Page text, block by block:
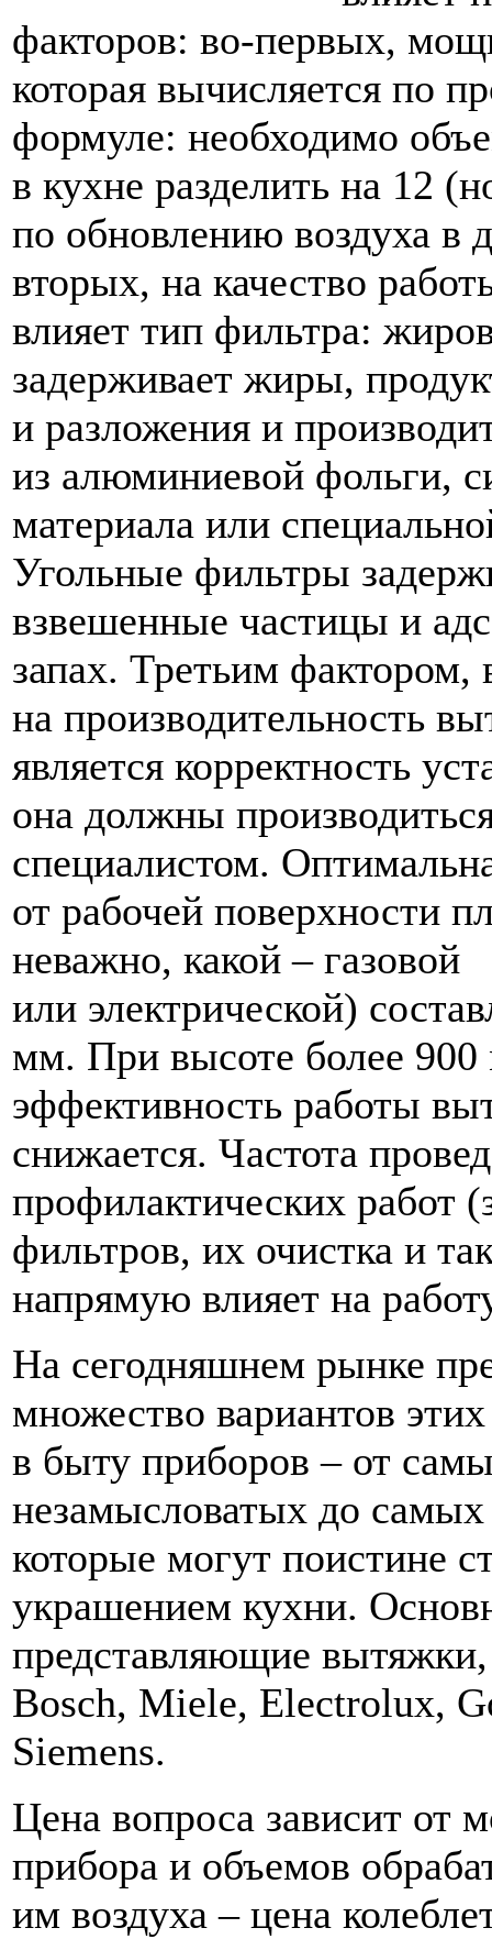
факторов: во-первых,
которая вычисляется по
формуле: необходимо
в кухне разделить на 12
по обновлению воздуха в
вторых, на качество
влияет тип фильтра:
задерживает жиры,
и разложения и
из алюминиевой фольги,
материала или
Угольные фильтры
взвешенные частицы и
запах. Третьим
на производительность
является корректность
она должны
специалистом.
от рабочей поверхности
неважно, какой – газовой
или электрической)
мм. При высоте более
эффективность работы
снижается. Частота
профилактических работ
фильтров, их очистка и
напрямую влияет на
На сегодняшнем рынке
множество вариантов
в быту приборов – от
незамысловатых до
которые могут поистине
украшением кухни.
представляющие
Bosch, Miele, Electrolux,
Siemens.
Цена вопроса зависит от
прибора и объемов
им воздуха – цена